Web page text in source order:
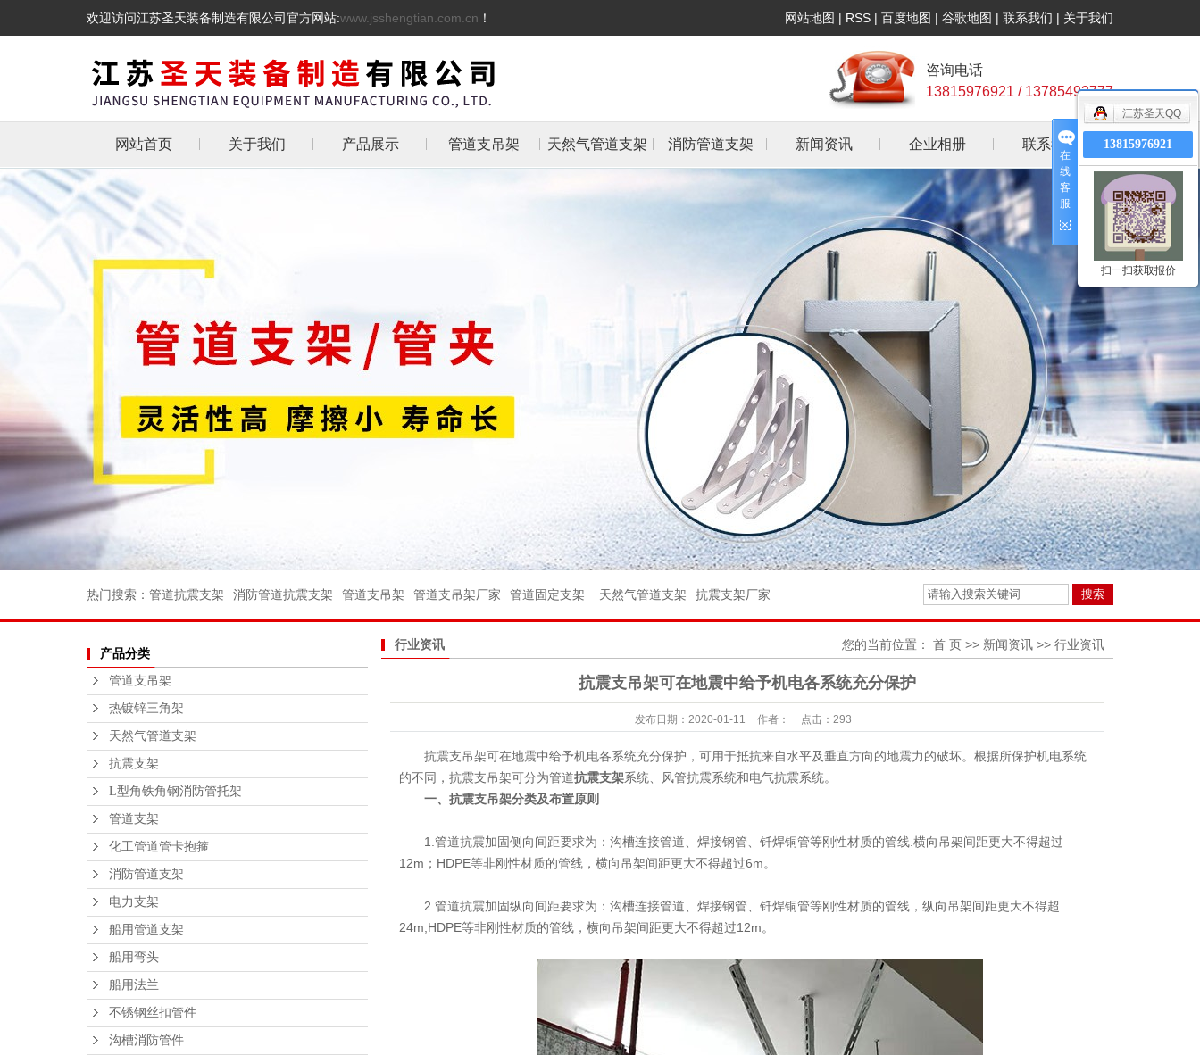
欢迎访问江苏圣天装备制造有限公司官方网站:www.jsshengtian.com.cn ！ 网站地图 | RSS | 百度地图 | 谷歌地图 | 联系我们 | 关于我们
咨询电话
13815976921 / 13785493777
网站首页 关于我们 产品展示
L型角铁角钢消防管
托架
管道支架
消防管道支架
不锈钢丝扣管件
沟槽消防管件
法兰不锈钢球阀
不锈钢支座
钢结构平台
管道支吊架 天然气管道支架 消防管道支架 新闻资讯
公司新闻
行业资讯
常见问答
企业相册 联系我们
热门搜索： 管道抗震支架 消防管道抗震支架 管道支吊架 管道支吊架厂家 管道固定支架 天然气管道支架 抗震支架厂家
产品分类
管道支吊架
热镀锌三角架
天然气管道支架
抗震支架
L型角铁角钢消防管托架
管道支架
化工管道管卡抱箍
消防管道支架
电力支架
船用管道支架
船用弯头
船用法兰
不锈钢丝扣管件
沟槽消防管件
行业资讯 您的当前位置： 首 页 >> 新闻资讯 >> 行业资讯
抗震支吊架可在地震中给予机电各系统充分保护
发布日期： 2020-01-11 作者： 点击： 293
抗震支吊架可在地震中给予机电各系统充分保护，可用于抵抗来自水平及垂直方向的地震力的破坏。根据所保护机电系统
的不同，抗震支吊架可分为管道抗震支架系统、风管抗震系统和电气抗震系统。
一、抗震支吊架分类及布置原则
1.管道抗震加固侧向间距要求为：沟槽连接管道、焊接钢管、钎焊铜管等刚性材质的管线.横向吊架间距更大不得超过
12m；HDPE等非刚性材质的管线，横向吊架间距更大不得超过6m。
2.管道抗震加固纵向间距要求为：沟槽连接管道、焊接钢管、钎焊铜管等刚性材质的管线，纵向吊架间距更大不得超
24m;HDPE等非刚性材质的管线，横向吊架间距更大不得超过12m。
在
线
客
服
江苏圣天QQ
13815976921
扫一扫获取报价